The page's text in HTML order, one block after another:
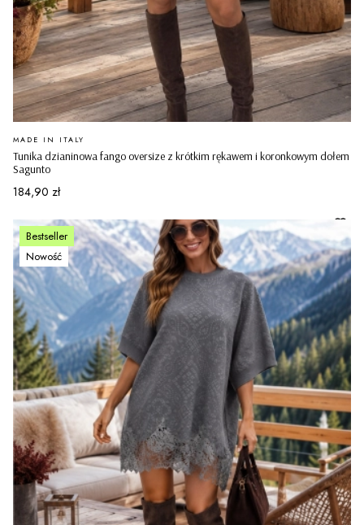
Tunika dzianinowa fango oversize z krótkim rękawem i koronkowym dołem
Sagunto
PRODUCENT
MADE IN ITALY
Cena
184,90 zł
Bestseller
Nowość